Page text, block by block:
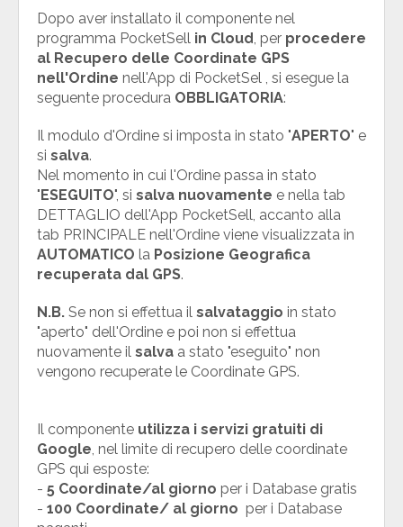
Dopo aver installato il componente nel
programma PocketSell in Cloud , per procedere
al Recupero delle Coordinate GPS
nell'Ordine nell'App di PocketSel , si esegue la
seguente procedura OBBLIGATORIA:
Il modulo d'Ordine si imposta in stato "APERTO" e
si salva.
Nel momento in cui l'Ordine passa in stato
"ESEGUITO", si salva nuovamente e nella tab
DETTAGLIO dell'App PocketSell, accanto alla
tab PRINCIPALE nell'Ordine viene visualizzata in
AUTOMATICO la Posizione Geografica
recuperata dal GPS.
N.B. Se non si effettua il salvataggio in stato
"aperto" dell'Ordine e poi non si effettua
nuovamente il salva a stato "eseguito" non
vengono recuperate le Coordinate GPS.
Il componente utilizza i servizi gratuiti di
Google , nel limite di recupero delle coordinate
GPS qui esposte:
- 5 Coordinate/al giorno per i Database gratis
- 100 Coordinate/ al giorno per i Database